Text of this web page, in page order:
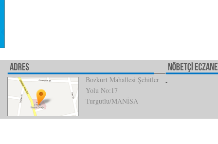
Bozkurt Mahallesi Şehitler
Yolu No:17
Turgutlu/MANİSA